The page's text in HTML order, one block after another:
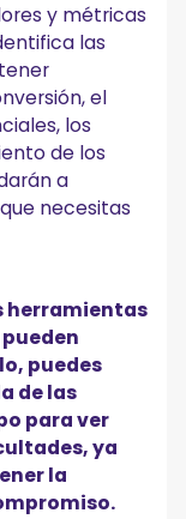
y métricas
las
el
los
de los
a
necesitas
herramientas
puedes
de las
para ver
ya
la